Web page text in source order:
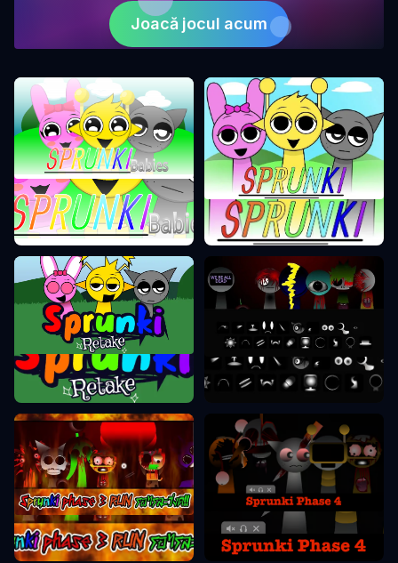
Joacă jocul acum
Sprunki Phase 0
Sprunki Phase 1
Sprunki Retake Sprunki Phase 9
Sprunki Phase 3 Sprunki Phase 4